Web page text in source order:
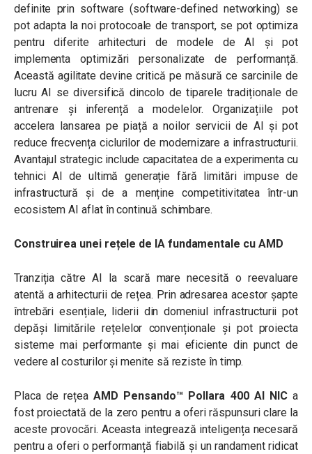
definite prin software (software-defined networking) se
pot adapta la noi protocoale de transport, se pot optimiza
pentru diferite arhitecturi de modele de AI și pot
implementa optimizări personalizate de performanță.
Această agilitate devine critică pe măsură ce sarcinile de
lucru AI se diversifică dincolo de tiparele tradiționale de
antrenare și inferență a modelelor. Organizațiile pot
accelera lansarea pe piață a noilor servicii de AI și pot
reduce frecvența ciclurilor de modernizare a infrastructurii.
Avantajul strategic include capacitatea de a experimenta cu
tehnici AI de ultimă generație fără limitări impuse de
infrastructură și de a menține competitivitatea într-un
ecosistem AI aflat în continuă schimbare.
Construirea unei rețele de IA fundamentale cu AMD
Tranziția către AI la scară mare necesită o reevaluare
atentă a arhitecturii de rețea. Prin adresarea acestor șapte
întrebări esențiale, liderii din domeniul infrastructurii pot
depăși limitările rețelelor convenționale și pot proiecta
sisteme mai performante și mai eficiente din punct de
vedere al costurilor și menite să reziste în timp.
Placa de rețeaAMD Pensando™ Pollara 400 AI NICa
fost proiectată de la zero pentru a oferi răspunsuri clare la
aceste provocări. Aceasta integrează inteligența necesară
pentru a oferi o performanță fiabilă și un randament ridicat